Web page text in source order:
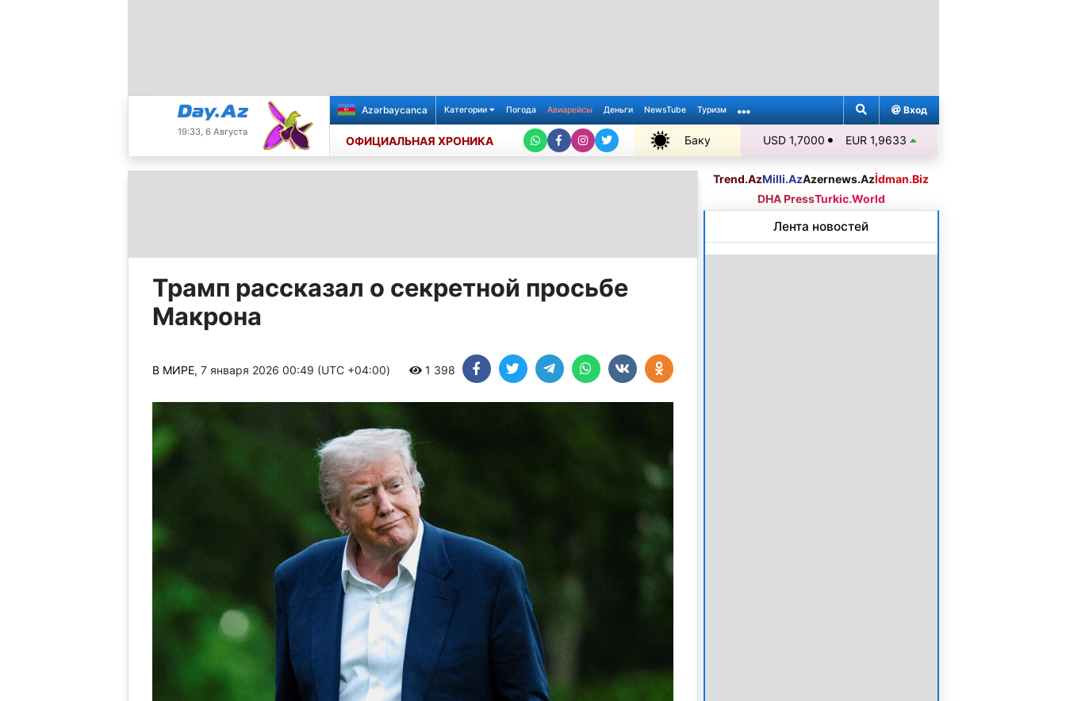
19:33, 6 Августа
Azərbaycanca Категории Погода Авиарейсы Деньги NewsTube Туризм Вход
ОФИЦИАЛЬНАЯ ХРОНИКА Баку
+28℃
USD 1,7000 EUR 1,9633
Трамп рассказал о секретной просьбе
Макрона
В МИРЕ, 7 января 2026 00:49 (UTC +04:00) 1 398
Trend.AzMilli.AzAzernews.Azİdman.Biz
DHA PressTurkic.World
Лента новостей